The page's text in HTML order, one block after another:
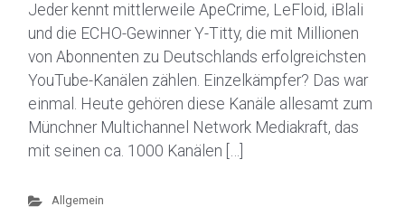
Jeder kennt mittlerweile ApeCrime, LeFloid, iBlali
und die ECHO-Gewinner Y-Titty, die mit Millionen
von Abonnenten zu Deutschlands erfolgreichsten
YouTube-Kanälen zählen. Einzelkämpfer? Das war
einmal. Heute gehören diese Kanäle allesamt zum
Münchner Multichannel Network Mediakraft, das
mit seinen ca. 1000 Kanälen […]
Allgemein